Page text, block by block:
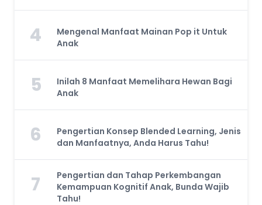
4
Mengenal Manfaat Mainan Pop it Untuk
Anak
5
Inilah 8 Manfaat Memelihara Hewan Bagi
Anak
6
Pengertian Konsep Blended Learning, Jenis
dan Manfaatnya, Anda Harus Tahu!
7
Pengertian dan Tahap Perkembangan
Kemampuan Kognitif Anak, Bunda Wajib
Tahu!